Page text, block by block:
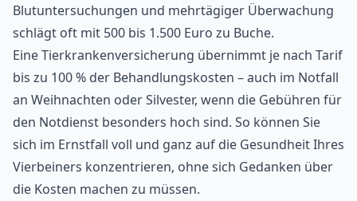
Blutuntersuchungen und mehrtägiger Überwachung
schlägt oft mit 500 bis 1.500 Euro zu Buche.
Eine Tierkrankenversicherung übernimmt je nach Tarif
bis zu 100 % der Behandlungskosten – auch im Notfall
an Weihnachten oderSilvester, wenn die Gebühren für
den Notdienst besonders hoch sind. So können Sie
sich im Ernstfall voll und ganz auf die Gesundheit Ihres
Vierbeiners konzentrieren, ohne sich Gedanken über
die Kosten machen zu müssen.